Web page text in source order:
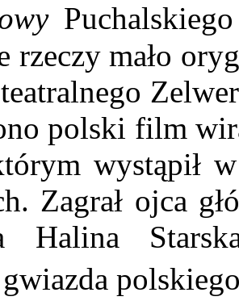
rzeczy mało
polski film
wystąpił
Zagrał ojca
Halina